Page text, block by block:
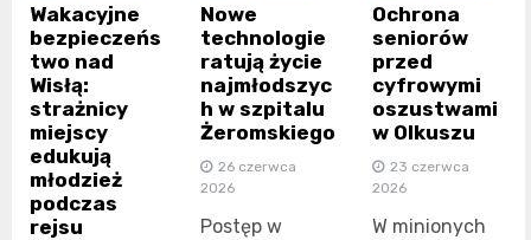
Wakacyjne
bezpieczeńs
two nad
Wisłą:
strażnicy
miejscy
edukują
młodzież
podczas
rejsu
Nowe
technologie
ratują życie
najmłodszyc
h w szpitalu
Żeromskiego
26 czerwca
2026
Postęp w
Ochrona
seniorów
przed
cyfrowymi
oszustwami
w Olkuszu
23 czerwca
2026
W minionych